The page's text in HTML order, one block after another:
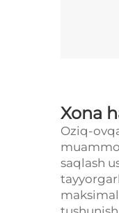
Xona
Oziq-
saqlash